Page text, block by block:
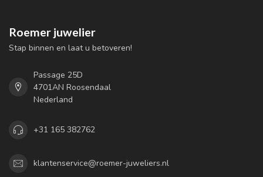
Roemer juwelier
Stap binnen en laat u betoveren!
Passage 25D
4701AN Roosendaal
Nederland
+31 165 382762
klantenservice@roemer-juweliers.nl